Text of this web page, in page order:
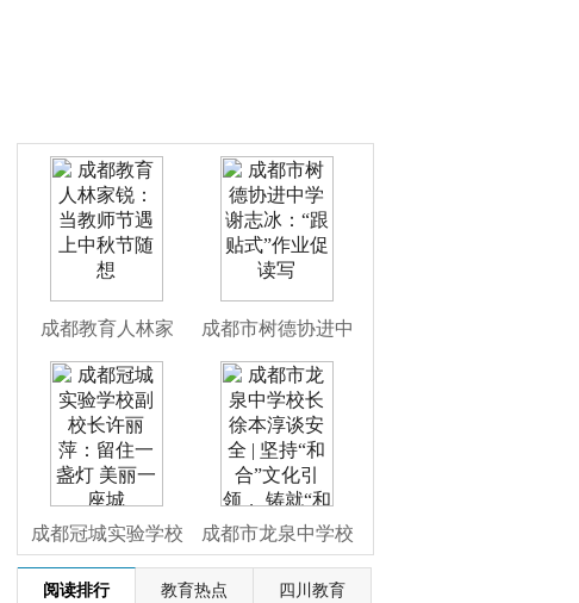
成都教育人林家
锐：当教师节遇上
中秋节随想
成都市树德协进中
学谢志冰：“跟贴
式”作业促读写
成都冠城实验学校
副校长许丽萍：留
成都市龙泉中学校
长徐本淳谈安全 | 坚
阅读排行 教育热点 四川教育